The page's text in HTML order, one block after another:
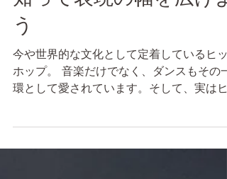
Hip-Hopダンスの歴史を
知って表現の幅を広げよ
う
今や世界的な文化として定着しているヒッ
環として愛されています。そして、実はヒ
プホップダンスには深い歴史があり、様々